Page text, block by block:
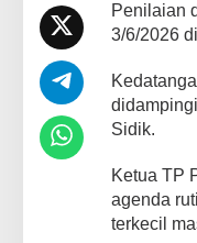
Penilaian
3/6/2026
Sidik.
Ketua TP
agenda
terkecil